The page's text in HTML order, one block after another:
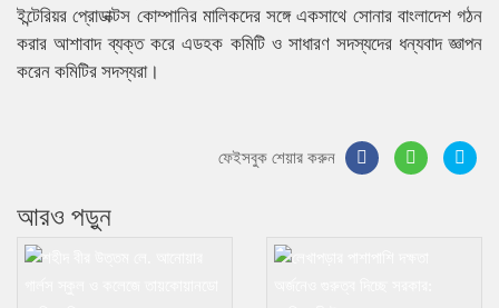
ইন্টেরিয়র প্রোডাক্টস কোম্পানির মালিকদের সঙ্গে একসাথে সোনার বাংলাদেশ গঠন
করার আশাবাদ ব্যক্ত করে এডহক কমিটি ও সাধারণ সদস্যদের ধন্যবাদ জ্ঞাপন
করেন কমিটির সদস্যরা।
ফেইসবুক শেয়ার করুন
আরও পড়ুন